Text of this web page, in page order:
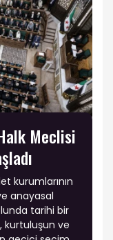
Meclisi
kurumlarının
anayasal
tarihi bir
kurtuluşun ve